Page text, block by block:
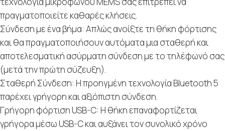
πραγματοποιείτε καθαρές κλήσεις.
Σύνδεση με ένα βήμα: Απλώς ανοίξτε τη θήκη φόρτισης
και θα πραγματοποιήσουν αυτόματα μια σταθερή και
αποτελεσματική ασύρματη σύνδεση με το τηλέφωνό σας
(μετά την πρώτη σύζευξη).
Σταθερή Σύνδεση: Η προηγμένη τεχνολογία Bluetooth 5
παρέχει γρήγορη και αξιόπιστη σύνδεση.
Γρήγορη φόρτιση USB-C: Η θήκη επαναφορτίζεται
γρήγορα μέσω USB-C και αυξάνει τον συνολικό χρόνο